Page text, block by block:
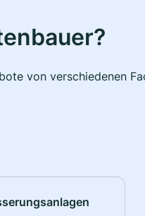
von verschiedenen